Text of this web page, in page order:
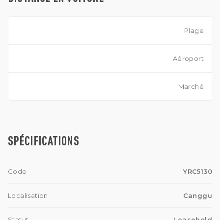
Plage
Aéroport
Marché
SPÉCIFICATIONS
Code YRC5130
Localisation Canggu